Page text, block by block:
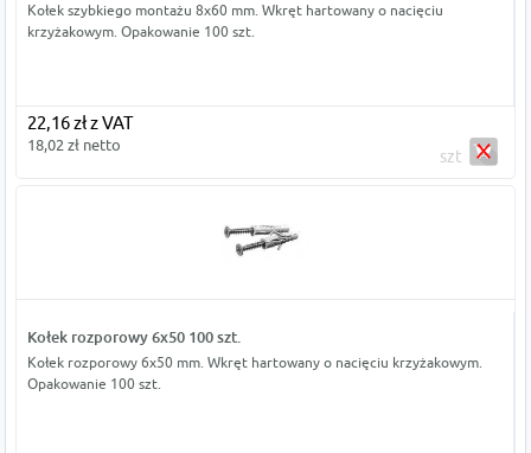
Kołek szybkiego montażu 8x60 mm. Wkręt hartowany o nacięciu
krzyżakowym. Opakowanie 100 szt.
22,16 zł z VAT
18,02 zł netto
szt
Kołek rozporowy 6x50 100 szt.
Kołek rozporowy 6x50 mm. Wkręt hartowany o nacięciu krzyżakowym.
Opakowanie 100 szt.